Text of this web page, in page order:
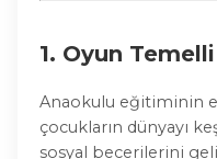
1. Oyun
Anaokulu eğitiminin
çocukların dünyayı
sosyal becerilerini